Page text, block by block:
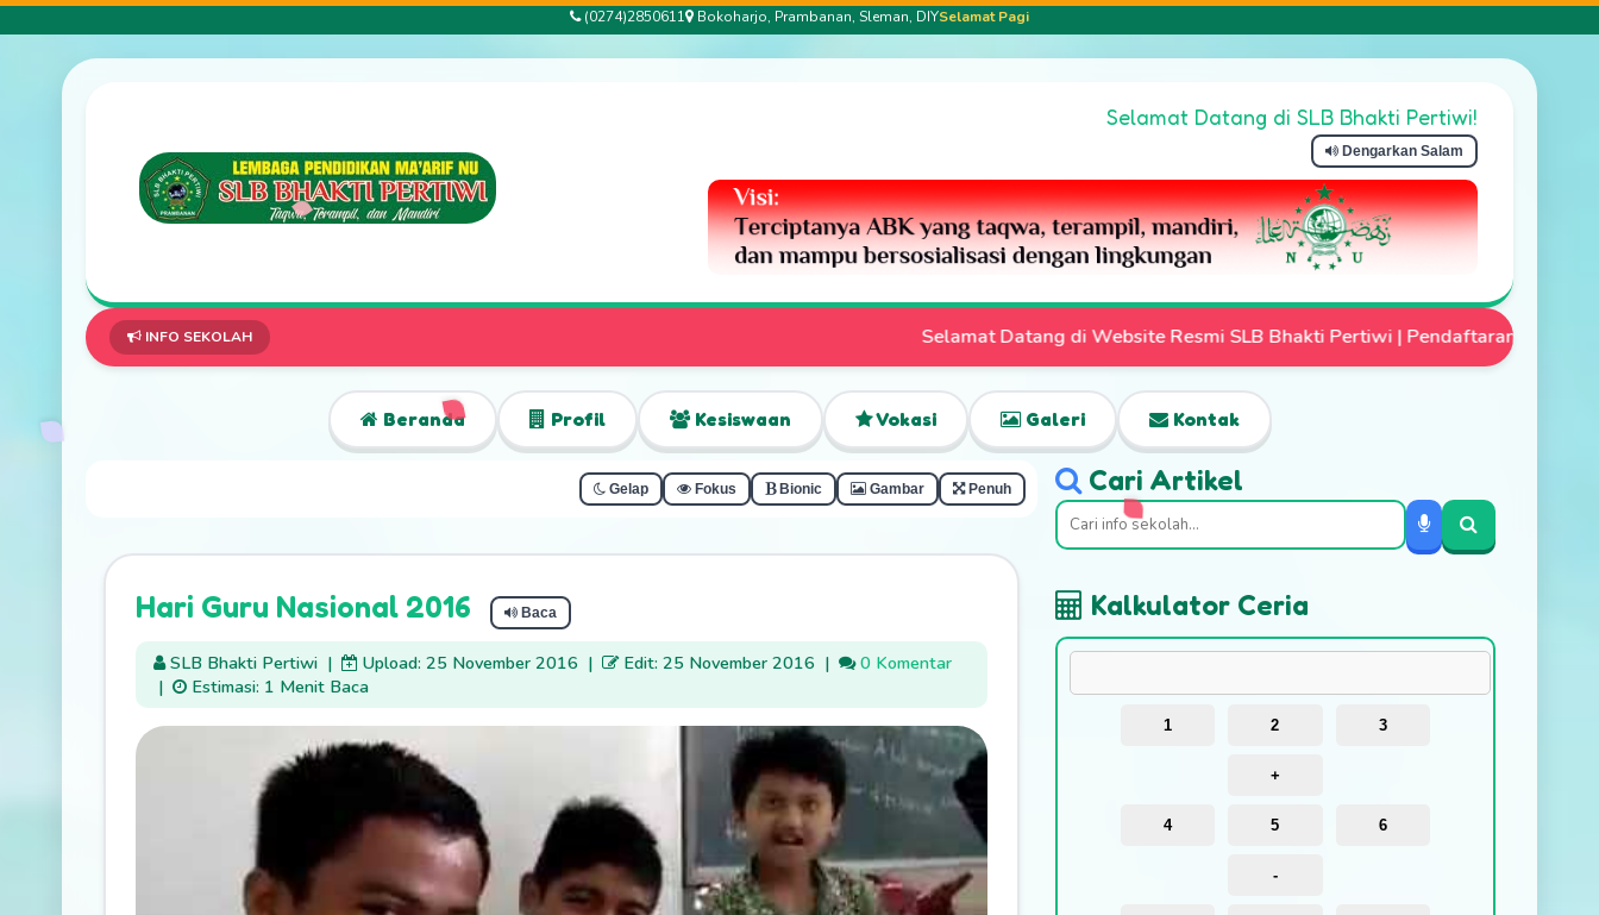
(0274)2850611 Bokoharjo, Prambanan, Sleman, DIYSelamat Pagi
Selamat Datang di SLB Bhakti Pertiwi!
Dengarkan Salam
INFO SEKOLAH Selamat Datang di Website Resmi SLB Bhakti Pertiwi | Pendaftaran Siswa Baru Telah Dibuka | Mari
Beranda Profil Kesiswaan Vokasi Galeri Kontak
Gelap Fokus Bionic Gambar Penuh
Hari Guru Nasional 2016 Baca
SLB Bhakti Pertiwi | Upload: 25 November 2016 | Edit: 25 November 2016 |
0 Komentar
|
Estimasi: 1 Menit Baca
Cari Artikel
Kalkulator Ceria
1 2 3
+
4 5 6
-